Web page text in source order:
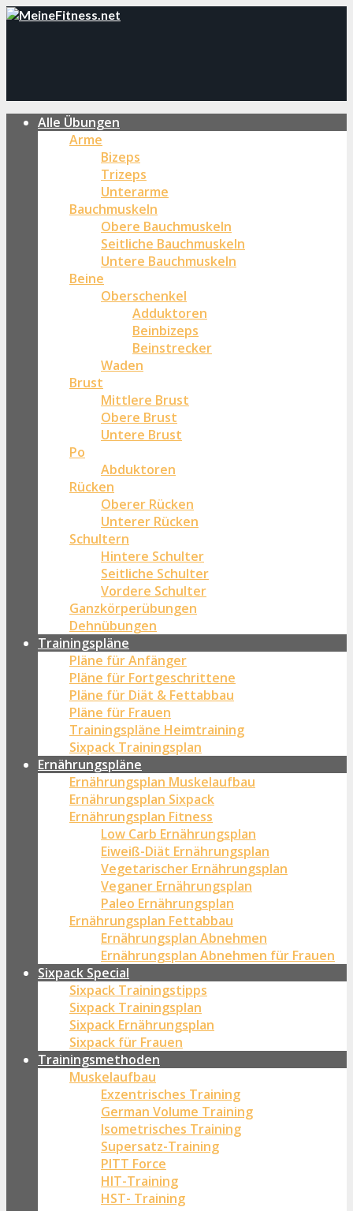
Alle Übungen
Arme
Bizeps
Trizeps
Unterarme
Bauchmuskeln
Obere Bauchmuskeln
Seitliche Bauchmuskeln
Untere Bauchmuskeln
Beine
Oberschenkel
Adduktoren
Beinbizeps
Beinstrecker
Waden
Brust
Mittlere Brust
Obere Brust
Untere Brust
Po
Abduktoren
Rücken
Oberer Rücken
Unterer Rücken
Schultern
Hintere Schulter
Seitliche Schulter
Vordere Schulter
Ganzkörperübungen
Dehnübungen
Trainingspläne
Pläne für Anfänger
Pläne für Fortgeschrittene
Pläne für Diät & Fettabbau
Pläne für Frauen
Trainingspläne Heimtraining
Sixpack Trainingsplan
Ernährungspläne
Ernährungsplan Muskelaufbau
Ernährungsplan Sixpack
Ernährungsplan Fitness
Low Carb Ernährungsplan
Eiweiß-Diät Ernährungsplan
Vegetarischer Ernährungsplan
Veganer Ernährungsplan
Paleo Ernährungsplan
Ernährungsplan Fettabbau
Ernährungsplan Abnehmen
Ernährungsplan Abnehmen für Frauen
Sixpack Special
Sixpack Trainingstipps
Sixpack Trainingsplan
Sixpack Ernährungsplan
Sixpack für Frauen
Trainingsmethoden
Muskelaufbau
Exzentrisches Training
German Volume Training
Isometrisches Training
Supersatz-Training
PITT Force
HIT-Training
HST- Training